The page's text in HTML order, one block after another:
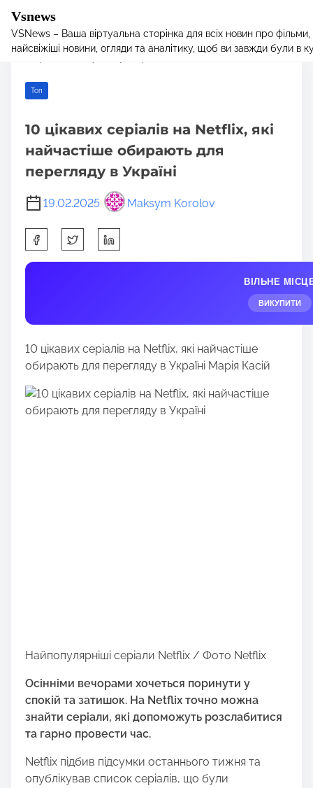
Vsnews
VSNews – Ваша віртуальна сторінка для всіх новин про
найсвіжіші новини, огляди та аналітику, щоб ви завжди були в
Home/Toп/ 10 цікавих серіалів на Netflix, які найчастіше
Toп
10 цікавих серіалів на Netflix, які
найчастіше обирають для
перегляду в Україні
19.02.2025 Maksym Korolov
h
a
t
i
s
p
ВІЛЬНЕ
ВИКУПИТИ
10 цікавих серіалів на Netflix, які найчастіше
обирають для перегляду в Україні Марія Касій
Найпопулярніші серіали Netflix / Фото Netflix
Осінніми вечорами хочеться поринути у
спокій та затишок. На Netflix точно можна
знайти серіали, які допоможуть розслабитися
та гарно провести час.
Netflix підбив підсумки останнього тижня та
опублікував список серіалів, що були